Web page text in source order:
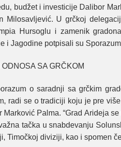
budžet i investicije Dalibor
Milosavljević. U grčkoj
Hursoglu i zamenik
i Jagodine potpisali su
SA GRČKOM
o saradnji sa grčkim
radi se o tradiciji koju je pre
Palma. “Grad Arideja
tačka u snabdevanju
Timočkoj diviziji, kao i spomen